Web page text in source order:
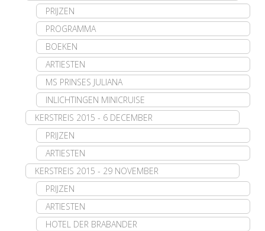
PRIJZEN
PROGRAMMA
BOEKEN
ARTIESTEN
MS PRINSES JULIANA
INLICHTINGEN MINICRUISE
KERSTREIS 2015 - 6 DECEMBER
PRIJZEN
ARTIESTEN
KERSTREIS 2015 - 29 NOVEMBER
PRIJZEN
ARTIESTEN
HOTEL DER BRABANDER